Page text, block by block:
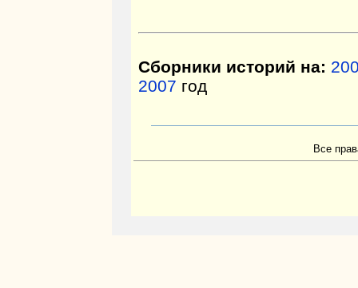
Сборники историй на:
2007 год
Все